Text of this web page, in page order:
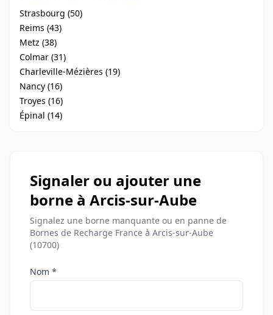
Strasbourg (50)
Reims (43)
Metz (38)
Colmar (31)
Charleville-Mézières (19)
Nancy (16)
Troyes (16)
Épinal (14)
Signaler ou ajouter une
borne à Arcis-sur-Aube
Signalez une borne manquante ou en panne de
Bornes de Recharge France à Arcis-sur-Aube
(10700)
Nom *